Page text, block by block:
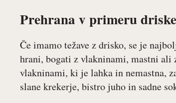
Prehrana v primeru driske
Če imamo težave z drisko, se je
hrani, bogati z vlakninami, mastni ali
vlakninami, ki je lahka in nemastna,
slane krekerje, bistro juho in sadne